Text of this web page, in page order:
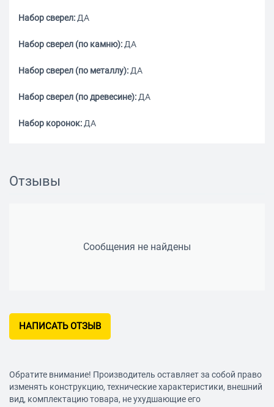
Набор сверел:ДА
Набор сверел (по камню):ДА
Набор сверел (по металлу):ДА
Набор сверел (по древесине):ДА
Набор коронок:ДА
Набор бит Ph (крест):
Уровень:ДА
Отзывы
Сообщения не найдены
НАПИСАТЬ ОТЗЫВ
Обратите внимание! Производитель оставляет за собой право
изменять конструкцию, технические характеристики, внешний
вид, комплектацию товара, не ухудшающие его